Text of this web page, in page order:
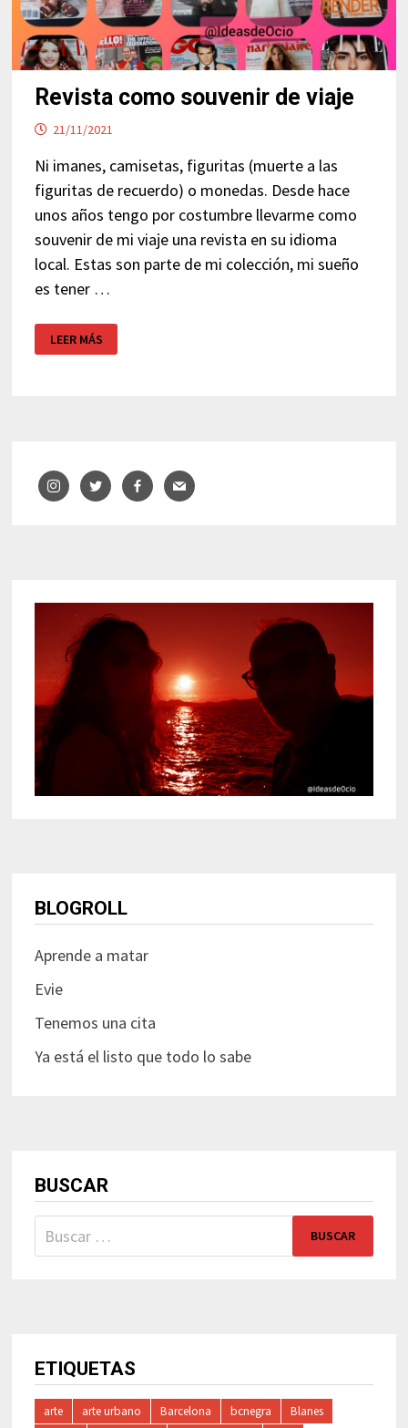
Revista como souvenir de viaje
21/11/2021
Ni imanes, camisetas, figuritas (muerte a las
figuritas de recuerdo) o monedas. Desde hace
unos años tengo por costumbre llevarme como
souvenir de mi viaje una revista en su idioma
local. Estas son parte de mi colección, mi sueño
es tener …
REVISTA
COMO
SOUVENIR
LEER MÁS
BLOGROLL
Aprende a matar
Evie
Tenemos una cita
Ya está el listo que todo lo sabe
BUSCAR
Buscar:
ETIQUETAS
arte arte urbano Barcelona bcnegra Blanes